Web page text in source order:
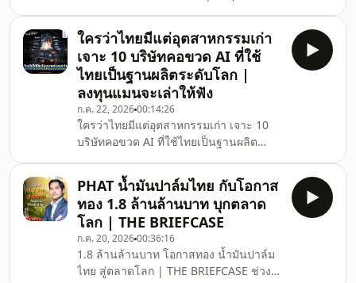
เงินเดือนน้อยจนออมยากและวางแผน
เกษียณได้ลำบาก แต่ความจริงคือ ความลับ
ของความมั่งคั่ง อาจซ่อนอยู่ในการจัดการ
กบข. ที่หลายคนมองข้าม เพราะหากรู้จัก
เลือกแผนการลงทุนให้เหมาะสมกับเป้า
หมายและระดับความเสี่ยงเงินก้อนนี้จะ
กลายเป็นตัวช่วยสำคัญ ที่สร้างผลตอบแทน
ได้ดีกว่าการฝากเงินไว้เฉย ๆ เทคนิคการบ
ใครว่าไทยมีแต่อุตสาหกรรมเก่า
เจาะ 10 บริษัทคอขวด AI ที่ใช้
ไทยเป็นฐานผลิตระดับโลก |
ลงทุนแมนจะเล่าให้ฟัง
ก.ค. 22, 202600:14:26
ใครว่าไทยมีแต่อุตสาหกรรมเก่า เจาะ 10
บริษัทคอขวด AI ที่ใช้ไทยเป็นฐานผลิต
อุตสาหกรรมหนักที่เป็นเครื่องยนต์หลักใน
การขับเคลื่อนเศรษฐกิจไทย อย่างเครื่องใช้
ไฟฟ้า และยานยนต์ อาจเผชิญกับภาวะ
ชะลอตัว แต่ประเทศไทยไม่ได้ตกขบวนเท
รนด์ AI และยังได้รับอานิสงส์จากการเป็น
ฐานการผลิตชิ้นส่วนสำคัญที่ขาดไม่ได้
สำหรับ AI มาเจาะ 10 บริษัทไทยที่เป็น "คอ
PHAT น้ำมันปาล์มไทย กับโอกาส
ทอง 1.8 ล้านล้านบาท บุกตลาด
โลก | THE BRIEFCASE
ก.ค. 20, 202600:36:16
1.8 ล้านล้านบาท โอกาสทอง น้ำมันปาล์ม
ไทย สู่ตลาดโลก | THE BRIEFCASE ช่วงที่